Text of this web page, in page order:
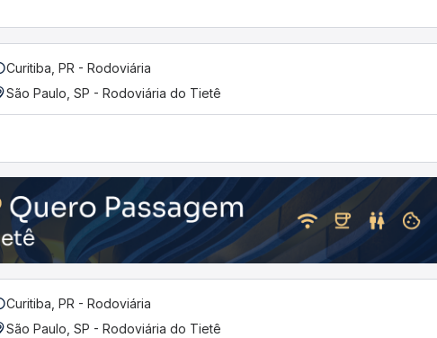
Curitiba, PR - Rodoviária
São Paulo, SP - Rodoviária do Tietê
Curitiba, PR - Rodoviária
São Paulo, SP - Rodoviária do Tietê